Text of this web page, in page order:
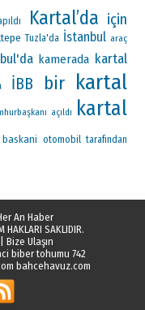
Kartal’da için
Tuzla'da İstanbul araç
kamerada kartal
İBB bir kartal
açıldı kartal
baskani otomobil tarafından
An Haber
SAKLIDIR.
Bize Ulaşın
biber tohumu 742
bahcehavuz.com